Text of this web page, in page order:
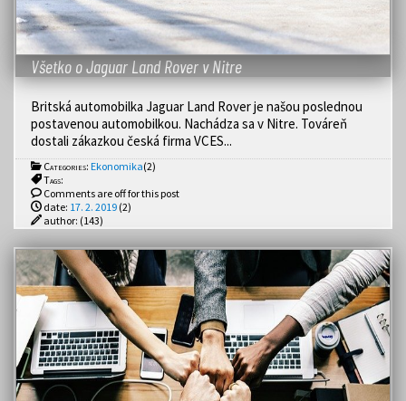
Všetko o Jaguar Land Rover v Nitre
Britská automobilka Jaguar Land Rover je našou poslednou
postavenou automobilkou. Nachádza sa v Nitre. Továreň
dostali zákazkou česká firma VCES...
Categories: Ekonomika(2)
Tags:
Comments are off for this post
date: 17. 2. 2019(2)
author: (143)